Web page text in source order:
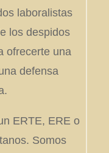
laboralistas
los despidos
ofrecerte una
defensa
ERTE, ERE o
Somos